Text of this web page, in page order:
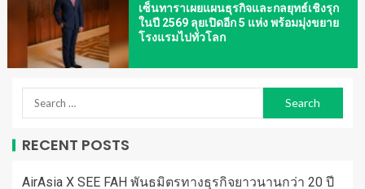
เซ็นทาราเผยแผนธุรกิจและกลยุทธ์เชิงรุก
ในปี 2569 ลุยเปิดอีก 5 แห่ง พร้อมมุ่งขยาย
โรงแรมไปทั่วโลก
RECENT POSTS
AirAsia X SEE FAH พันธมิตรทางธุรกิจยาวนานกว่า 20 ปี